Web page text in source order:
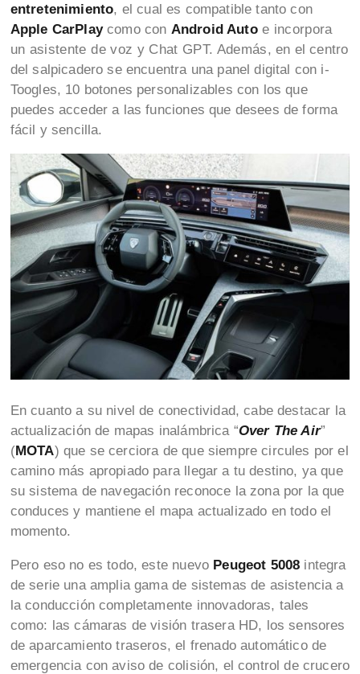
entretenimiento, el cual es compatible tanto con
Apple CarPlaycomo con Android Autoe incorpora
un asistente de voz y Chat GPT. Además, en el centro
del salpicadero se encuentra una panel digital con i-
Toogles, 10 botones personalizables con los que
puedes acceder a las funciones que desees de forma
fácil y sencilla.
En cuanto a su nivel de conectividad, cabe destacar la
actualización de mapas inalámbrica “Over The Air”
(MOTA) que se cerciora de que siempre circules por el
camino más apropiado para llegar a tu destino, ya que
su sistema de navegación reconoce la zona por la que
conduces y mantiene el mapa actualizado en todo el
momento.
Pero eso no es todo, este nuevo Peugeot 5008 integra
de serie una amplia gama de sistemas de asistencia a
la conducción completamente innovadoras, tales
como: las cámaras de visión trasera HD, los sensores
de aparcamiento traseros, el frenado automático de
emergencia con aviso de colisión, el control de crucero